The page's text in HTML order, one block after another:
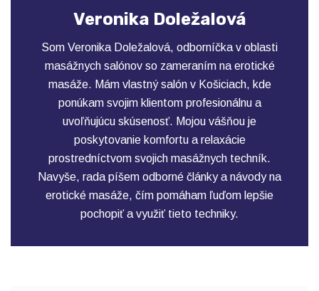
Veronika Doležalová
Som Veronika Doležalová, odborníčka v oblasti
masážnych salónov so zameraním na erotické
masáže. Mám vlastný salón v Košiciach, kde
ponúkam svojim klientom profesionálnu a
uvoľňujúcu skúsenosť. Mojou vášňou je
poskytovanie komfortu a relaxácie
prostredníctvom svojich masážnych techník.
Navyše, rada píšem odborné články a návody na
erotické masáže, čím pomáham ľuďom lepšie
pochopiť a využiť tieto techniky.